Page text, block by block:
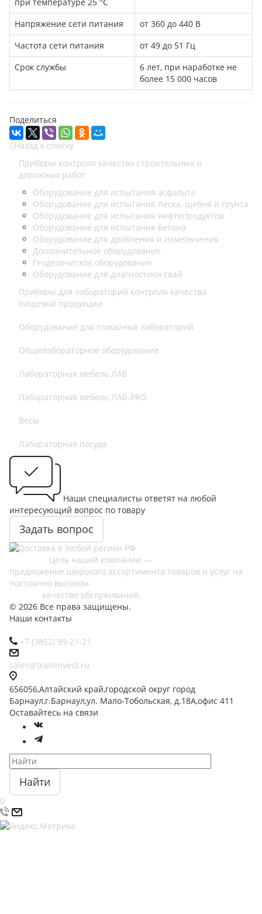
Напряжение сети питания
от 360 до 440 В
Частота сети питания
от 49 до 51 Гц
Срок службы
6 лет, при наработке не
более 15 000 часов
Поделиться
Назад к списку
Приборы контроля качества строительных и
дорожных работ
Оборудование для испытания асфальта
Оборудование для испытания песка, щебня и грунта
Оборудование для испытания нефтепродуктов
Оборудование для испытания бетона
Оборудование для дробления и измельчения
Дополнительное оборудование
Геодезическое оборудование
Оборудование для диагностики свай
Приборы для лабораторий контроля качества
пищевой продукции
Оборудование для пожарных лабораторий
Общелабораторное оборудование
Лабораторная мебель ЛАБ
Лабораторная мебель ЛАБ-PRO
Весы
Лабораторная посуда
Наши специалисты ответят на любой
интересующий вопрос по товару
Задать вопрос
Цель нашей компании —
предложение широкого ассортимента товаров и услуг на
постоянно высоком
качестве обслуживания.
© 2026 Все права защищены.
Наши контакты
+7 (3852) 99-21-21
sales@trastinvest.ru
656056,Алтайский край,городской округ город
Барнаул,г.Барнаул,ул. Мало-Тобольская, д.18А,офис 411
Оставайтесь на связи
Найти
0